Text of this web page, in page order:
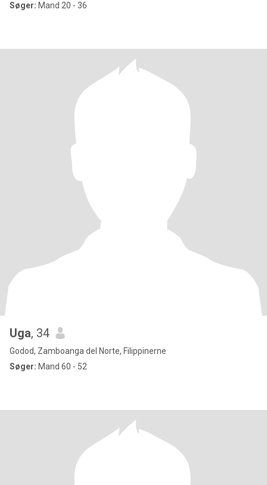
Søger: Mand 20 - 36
Uga, 34
Godod, Zamboanga del Norte, Filippinerne
Søger: Mand 60 - 52